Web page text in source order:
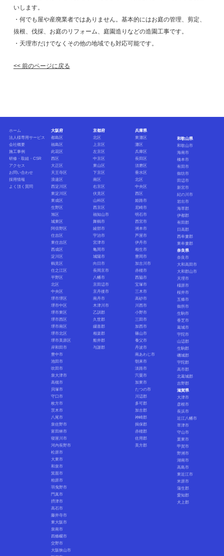
いします。
・何でも屋や産廃業者ではありません。基本的にはお庭の管理、剪定、
抜根、伐採、お庭のリフォーム、庭園造りなどの造園工事です。
・天理市だけでなくその他の地域でも対応可能です。
<< 前のページに戻る
ホーム
法人様専用サービス
会社概要
施工事例
研修・取組・CSR
アクセス
お問い合わせ
採用情報
よく頂く質問
大阪府
都島区
福島区
此花区
西区
大正区
天王寺区
浪速区
西淀川区
東淀川区
東成区
生野区
旭区
城東区
阿倍野区
住吉区
東住吉区
西成区
淀川区
鶴見区
住之江区
平野区
北区
中央区
堺市堺区
堺市中区
堺市東区
堺市西区
堺市南区
堺市北区
堺市美原区
岸和田市
豊中市
池田市
吹田市
泉大津市
高槻市
貝塚市
守口市
枚方市
茨木市
八尾市
泉佐野市
富田林市
寝屋川市
河内長野市
松原市
大東市
和泉市
箕面市
柏原市
羽曳野市
門真市
摂津市
高石市
藤井寺市
東大阪市
泉南市
四條畷市
交野市
大阪狭山市
京都府
北区
上京区
左京区
中京区
東山区
下京区
南区
右京区
伏見区
山科区
西京区
福知山市
舞鶴市
綾部市
宇治市
宮津市
亀岡市
城陽市
向日市
長岡京市
八幡市
京田辺市
京丹後市
南丹市
木津川市
乙訓郡
久世郡
綴喜郡
相楽郡
船井郡
与謝郡
兵庫県
東灘区
灘区
兵庫区
長田区
須磨区
垂水区
北区
中央区
西区
姫路市
尼崎市
明石市
西宮市
洲本市
芦屋市
伊丹市
相生市
豊岡市
加古川市
赤穂市
西脇市
宝塚市
三木市
高砂市
川西市
小野市
三田市
加西市
篠山市
養父市
丹波市
南あわじ市
朝来市
淡路市
宍粟市
加東市
たつの市
川辺郡
多可郡
加古郡
神崎郡
揖保郡
赤穂郡
佐用郡
美方郡
和歌山県
和歌山市
海南市
橋本市
有田市
御坊市
田辺市
新宮市
紀の川市
岩出市
海草郡
伊都郡
有田郡
日高郡
西牟婁郡
東牟婁郡
奈良県
奈良市
大和高田市
大和郡山市
天理市
橿原市
桜井市
五條市
御所市
生駒市
香芝市
葛城市
宇陀市
山辺郡
生駒郡
磯城郡
宇陀郡
高市郡
北葛城郡
吉野郡
滋賀県
大津市
彦根市
長浜市
近江八幡市
草津市
守山市
栗東市
甲賀市
野洲市
湖南市
高島市
東近江市
米原市
蒲生郡
愛知郡
犬上郡